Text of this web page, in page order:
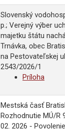
Slovenský
p.; Verejný výber
majetku štátu
Trnávka, obec
na Pestovateľskej
2543/2026/1
Príloha
Mestská časť
Rozhodnutie MÚ/R
02. 2026 -